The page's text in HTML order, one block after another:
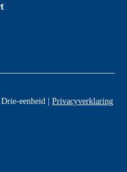
eenheid | Privacyverklaring